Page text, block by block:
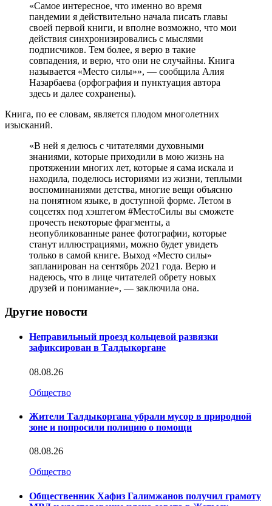
«Самое интересное, что именно во время
пандемии я действительно начала писать главы
своей первой книги, и вполне возможно, что мои
действия синхронизировались с мыслями
подписчиков. Тем более, я верю в такие
совпадения, и верю, что они не случайны. Книга
называется «Место силы»», — сообщила Алия
Назарбаева (орфография и пунктуация автора
здесь и далее сохранены).
Книга, по ее словам, является плодом многолетних
изысканий.
«В ней я делюсь с читателями духовными
знаниями, которые приходили в мою жизнь на
протяжении многих лет, которые я сама искала и
находила, поделюсь историями из жизни, теплыми
воспоминаниями детства, многие вещи объясню
на понятном языке, в доступной форме. Летом в
соцсетях под хэштегом #МестоСилы вы сможете
прочесть некоторые фрагменты, а
неопубликованные ранее фотографии, которые
станут иллюстрациями, можно будет увидеть
только в самой книге. Выход «Место силы»
запланирован на сентябрь 2021 года. Верю и
надеюсь, что в лице читателей обрету новых
друзей и понимание», — заключила она.
Другие новости
Неправильный проезд кольцевой развязки
зафиксирован в Талдыкоргане
08.08.26
Общество
Жители Талдыкоргана убрали мусор в природной
зоне и попросили полицию о помощи
08.08.26
Общество
Общественник Хафиз Галимжанов получил грамоту